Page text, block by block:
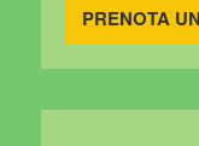
PRENOTA